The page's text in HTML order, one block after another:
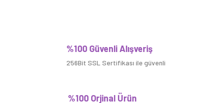
Yorum Yaz
%100 Güvenli Alışveriş
256Bit SSL Sertifikası ile güvenli
%100 Orjinal Ürün